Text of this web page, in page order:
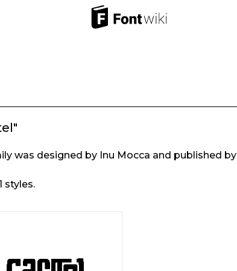
was designed by Inu Mocca and published by
styles.